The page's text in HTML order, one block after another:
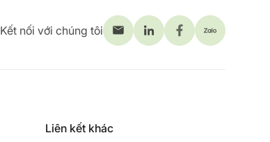
Kết nối với chúng tôi
Liên kết khác